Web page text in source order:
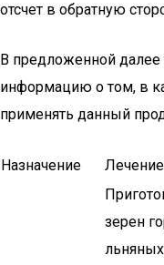
отсчет в обратную
В предложенной
информацию о том, в
применять данный
Назначение Лечение
зерен